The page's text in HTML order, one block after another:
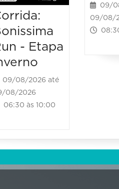
- Etapa
09/08/2026 até
08/2026
06:30 às 10:00
09/
09/08/